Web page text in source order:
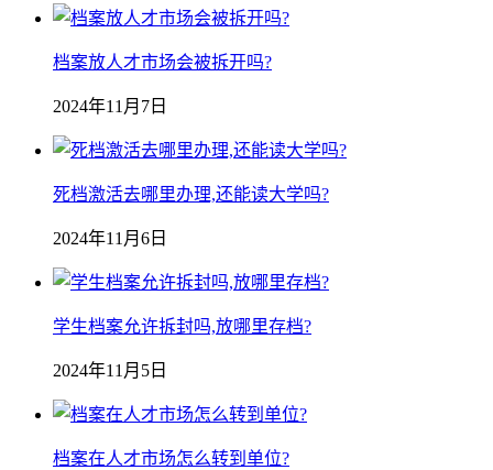
档案放人才市场会被拆开吗?
2024年11月7日
死档激活去哪里办理,还能读大学吗?
2024年11月6日
学生档案允许拆封吗,放哪里存档?
2024年11月5日
档案在人才市场怎么转到单位?